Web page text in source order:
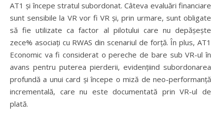
AT1 și începe stratul subordonat. Câteva evaluări financiare
sunt sensibile la VR vor fi VR și, prin urmare, sunt obligate
să fie utilizate ca factor al pilotului care nu depășește
zece% asociați cu RWAS din scenariul de forță. În plus, AT1
Economic va fi considerat o pereche de bare sub VR-ul în
avans pentru puterea pierderii, evidențiind subordonarea
profundă a unui card și începe o miză de neo-performanță
incrementală, care nu este documentată prin VR-ul de
plată.